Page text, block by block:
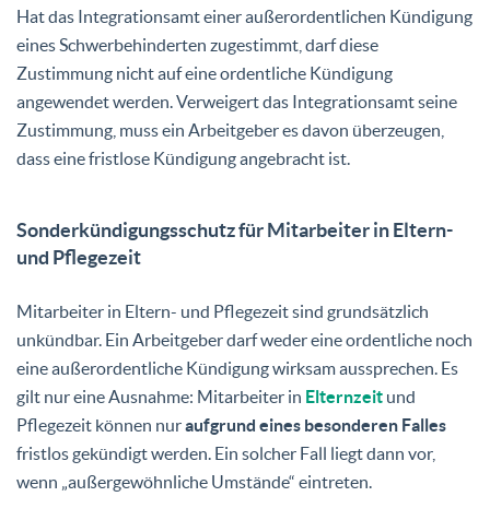
Hat das Integrationsamt einer außerordentlichen Kündigung
eines Schwerbehinderten zugestimmt, darf diese
Zustimmung nicht auf eine ordentliche Kündigung
angewendet werden. Verweigert das Integrationsamt seine
Zustimmung, muss ein Arbeitgeber es davon überzeugen,
dass eine fristlose Kündigung angebracht ist.
Sonderkündigungsschutz für Mitarbeiter in Eltern-
und Pflegezeit
Mitarbeiter in Eltern- und Pflegezeit sind grundsätzlich
unkündbar. Ein Arbeitgeber darf weder eine ordentliche noch
eine außerordentliche Kündigung wirksam aussprechen. Es
gilt nur eine Ausnahme: Mitarbeiter in Elternzeit und
Pflegezeit können nuraufgrund eines besonderen Falles
fristlos gekündigt werden. Ein solcher Fall liegt dann vor,
wenn „außergewöhnliche Umstände“ eintreten.